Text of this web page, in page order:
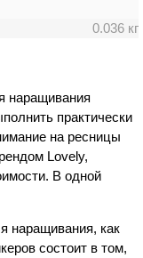
0.036 кг
наращивания
практически
на ресницы
Lovely,
В одной
наращивания, как
состоит в том,